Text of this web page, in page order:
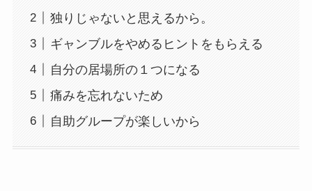
独りじゃないと思えるから。
ギャンブルをやめるヒントをもらえる
自分の居場所の１つになる
痛みを忘れないため
自助グループが楽しいから